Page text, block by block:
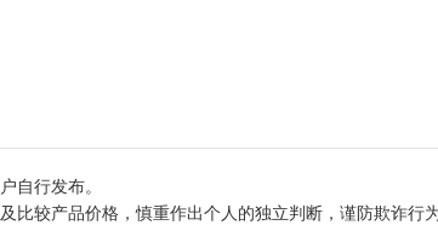
自行发布。
较产品价格，慎重作出个人的独立判断，谨防欺诈行为